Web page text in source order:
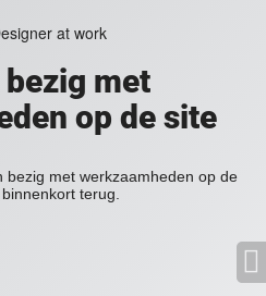
met
op de site
bezig met werkzaamheden op de
terug.